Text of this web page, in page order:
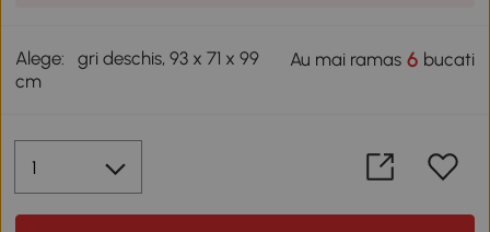
Alege:
gri deschis, 93 x 71 x 99
cm
Au mai ramas6 bucati